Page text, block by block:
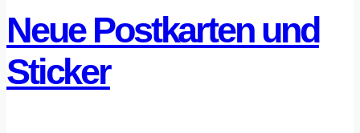
Neue Postkarten und
Sticker